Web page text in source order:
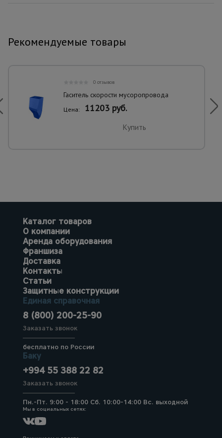
Рекомендуемые товары
0 отзывов
Гаситель скорости мусоропровода
Цена: 11203 руб.
Купить
Каталог товаров
О компании
Аренда оборудования
Франшиза
Доставка
Контакты
Статьи
Защитные конструкции
Единая справочная
8 (800) 200-25-90
Заказать звонок
бесплатно по России
Баку
+994 55 388 22 82
Заказать звонок
Пн.-Пт. 9:00 - 18:00 Сб. 10:00-14:00 Вс. выходной
Мы в социальных сетях: